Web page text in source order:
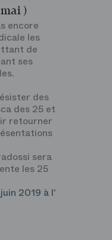
)
encore
les
de
ses
des
des 25 et
retourner
sera
les 25
2019 à l'